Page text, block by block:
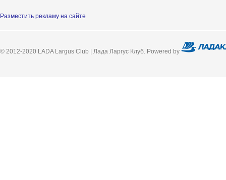
Разместить рекламу на сайте
© 2012-2020 LADA Largus Club | Лада Ларгус Клуб. Powered by